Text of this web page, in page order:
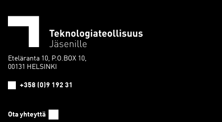
Eteläranta 10, P.O.BOX 10,
00131 HELSINKI
+358 (0)9 192 31
Ota yhteyttä